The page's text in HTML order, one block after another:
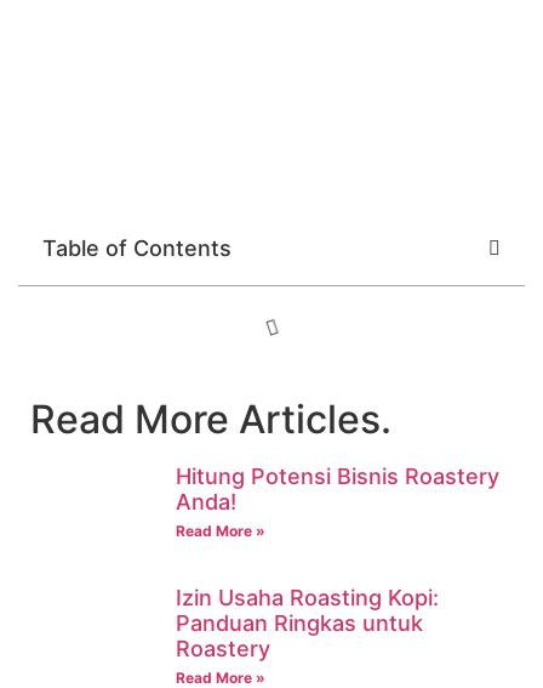
Table of Contents
Read More Articles.
Hitung Potensi Bisnis Roastery
Anda!
Read More »
Izin Usaha Roasting Kopi:
Panduan Ringkas untuk
Roastery
Read More »